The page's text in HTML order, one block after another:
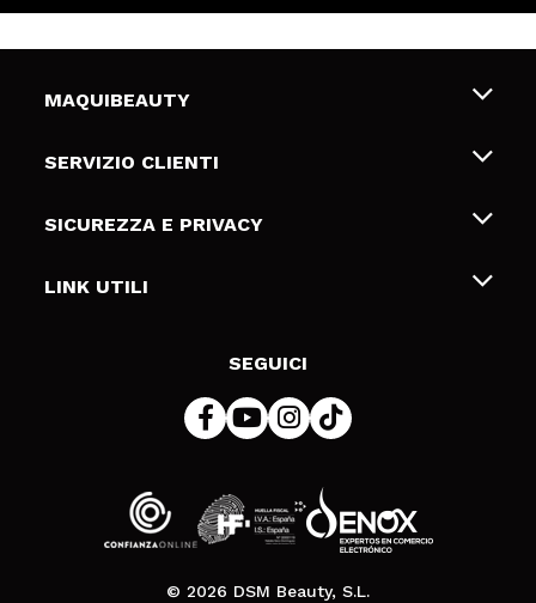
MAQUIBEAUTY
Chi siamo
Gift Cards
SERVIZIO CLIENTI
Spedizioni & Resi
Metodi di pagamamento
SICUREZZA E PRIVACY
Termini e condizioni
LINK UTILI
SEGUICI
© 2026 DSM Beauty, S.L.